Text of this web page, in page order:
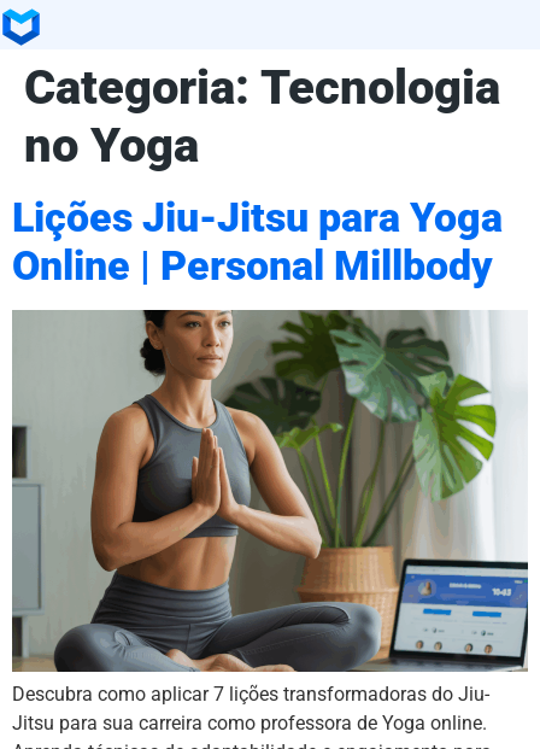
Categoria: Tecnologia
no Yoga
Lições Jiu-Jitsu para Yoga
Online | Personal Millbody
Descubra como aplicar 7 lições transformadoras do Jiu-
Jitsu para sua carreira como professora de Yoga online.